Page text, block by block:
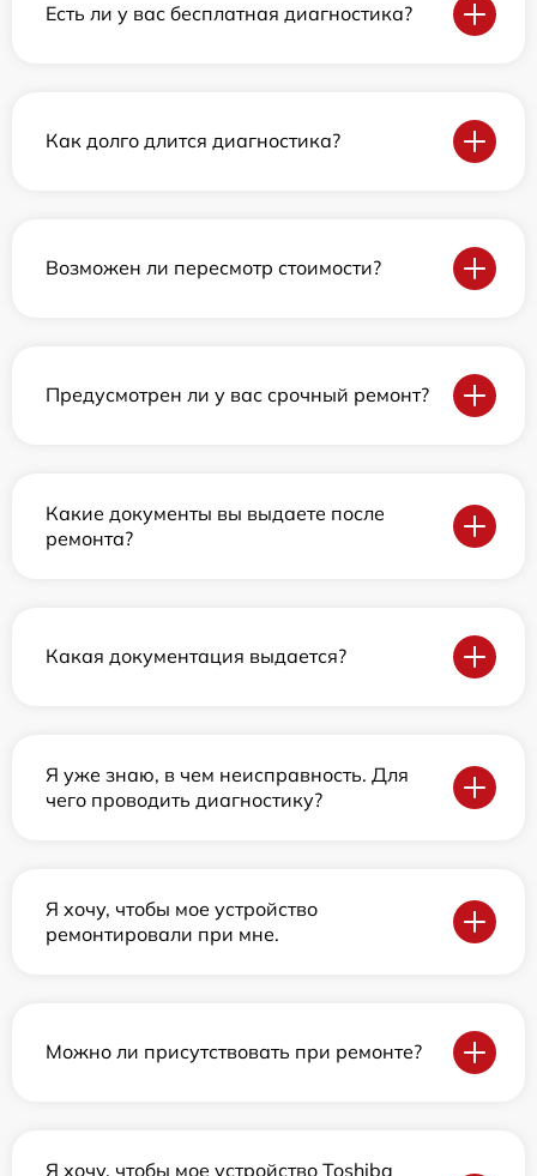
Есть ли у вас бесплатная диагностика?
Как долго длится диагностика?
Возможен ли пересмотр стоимости?
Предусмотрен ли у вас срочный ремонт?
Какие документы вы выдаете после
ремонта?
Какая документация выдается?
Я уже знаю, в чем неисправность. Для
чего проводить диагностику?
Я хочу, чтобы мое устройство
ремонтировали при мне.
Можно ли присутствовать при ремонте?
Я хочу, чтобы мое устройство Toshiba